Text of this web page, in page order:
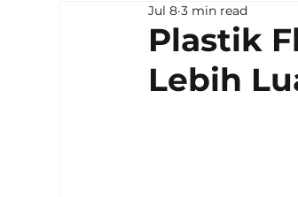
Plastik
Lebih
Jul 8 3 min read